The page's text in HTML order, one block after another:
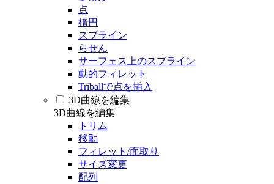
点
楕円
スプライン
らせん
サーフェス上のスプライン
動的フィレット
Triballで点を挿入
3D曲線を編集
3D曲線を編集
トリム
移動
フィレット/面取り
サイズ変更
配列